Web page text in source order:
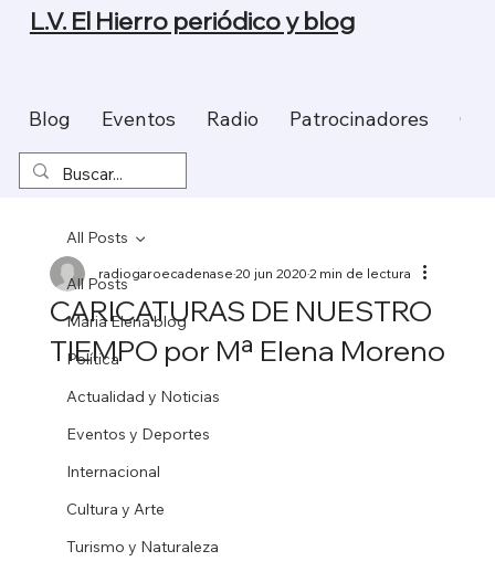
Blog Eventos Radio Patrocinadores
L.V. El Hierro periódico y blog
All Posts
Maria Elena blog
Política
Actualidad y Noticias
Eventos y Deportes
Internacional
Cultura y Arte
Turismo y Naturaleza
All Posts
CARICATURAS DE NUESTRO
TIEMPO por Mª Elena Moreno
radiogaroecadenase20 jun 20202 min de lectura